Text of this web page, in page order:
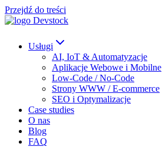
Przejdź do treści
Usługi
AI, IoT & Automatyzacje
Aplikacje Webowe i Mobilne
Low-Code / No-Code
Strony WWW / E-commerce
SEO i Optymalizacje
Case studies
O nas
Blog
FAQ